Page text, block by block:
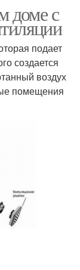
доме с
подает
создается
воздух
помещения